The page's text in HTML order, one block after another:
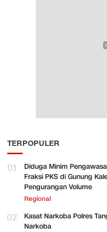
TERPOPULER
01
Diduga Minim
Fraksi PKS di Gunung
Pengurangan Volume
Regional
02
Kasat Narkoba Polres
Narkoba